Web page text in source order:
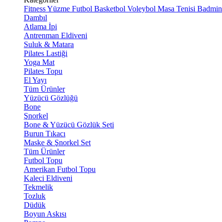
FitnessYüzme Futbol Basketbol Voleybol Masa Tenisi
Dambıl
Atlama İpi
Antrenman Eldiveni
Suluk & Matara
Pilates Lastiği
Yoga Mat
Pilates Topu
El Yayı
Tüm Ürünler
Yüzücü Gözlüğü
Bone
Şnorkel
Bone & Yüzücü Gözlük Seti
Burun Tıkacı
Maske & Şnorkel Set
Tüm Ürünler
Futbol Topu
Amerikan Futbol Topu
Kaleci Eldiveni
Tekmelik
Tozluk
Düdük
Boyun Askısı